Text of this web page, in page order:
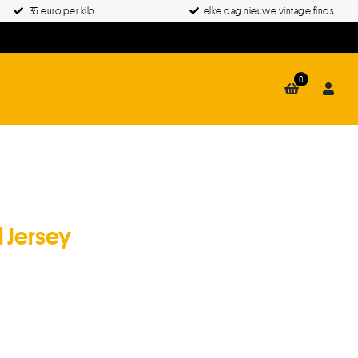
35 euro per kilo elke dag nieuwe vintage finds
0
Jersey